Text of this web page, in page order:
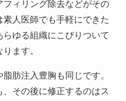
フィリング除去などがその
人医師でも手軽にできた
らゆる組織にこびりついて
ます。
肪注入豊胸も同じです。
その後に修正するのはス